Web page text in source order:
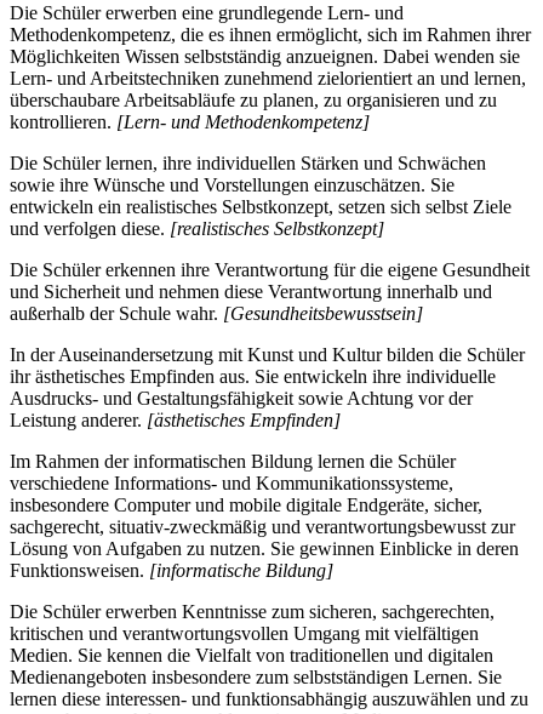
Die Schüler erwerben eine grundlegende Lern- und
Methodenkompetenz, die es ihnen ermöglicht, sich im Rahmen ihrer
Möglichkeiten Wissen selbstständig anzueignen. Dabei wenden sie
Lern- und Arbeitstechniken zunehmend zielorientiert an und lernen,
überschaubare Arbeitsabläufe zu planen, zu organisieren und zu
kontrollieren. [Lern- und Methodenkompetenz]
Die Schüler lernen, ihre individuellen Stärken und Schwächen
sowie ihre Wünsche und Vorstellungen einzuschätzen. Sie
entwickeln ein realistisches Selbstkonzept, setzen sich selbst Ziele
und verfolgen diese. [realistisches Selbstkonzept]
Die Schüler erkennen ihre Verantwortung für die eigene Gesundheit
und Sicherheit und nehmen diese Verantwortung innerhalb und
außerhalb der Schule wahr. [Gesundheitsbewusstsein]
In der Auseinandersetzung mit Kunst und Kultur bilden die Schüler
ihr ästhetisches Empfinden aus. Sie entwickeln ihre individuelle
Ausdrucks- und Gestaltungsfähigkeit sowie Achtung vor der
Leistung anderer. [ästhetisches Empfinden]
Im Rahmen der informatischen Bildung lernen die Schüler
verschiedene Informations- und Kommunikationssysteme,
insbesondere Computer und mobile digitale Endgeräte, sicher,
sachgerecht, situativ-zweckmäßig und verantwortungsbewusst zur
Lösung von Aufgaben zu nutzen. Sie gewinnen Einblicke in deren
Funktionsweisen. [informatische Bildung]
Die Schüler erwerben Kenntnisse zum sicheren, sachgerechten,
kritischen und verantwortungsvollen Umgang mit vielfältigen
Medien. Sie kennen die Vielfalt von traditionellen und digitalen
Medienangeboten insbesondere zum selbstständigen Lernen. Sie
lernen diese interessen- und funktionsabhängig auszuwählen und zu